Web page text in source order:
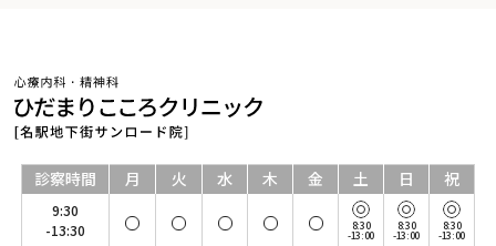
診察時間 月 火 水 木 金 土 日 祝
9:30
-13:30
8:30
-13:00
8:30
-13:00
8:30
-13:00